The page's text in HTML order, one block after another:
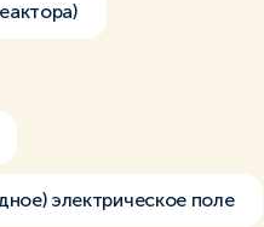
электрическое поле